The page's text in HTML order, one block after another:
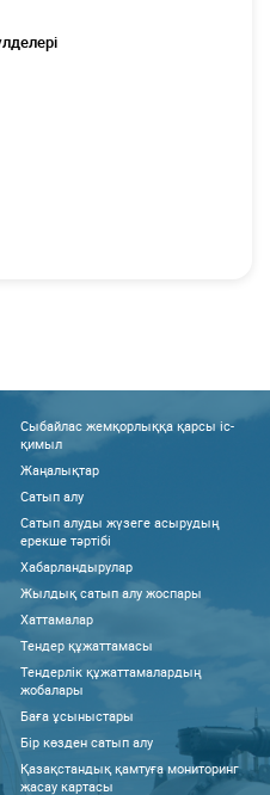
Сыбайлас жемқорлыққа қарсы іс-
қимыл
Жаңалықтар
Сатып алу
Сатып алуды жүзеге асырудың
ерекше тәртібі
Хабарландырулар
Жылдық сатып алу жоспары
Хаттамалар
Тендер құжаттамасы
Тендерлік құжаттамалардың
жобалары
Баға ұсыныстары
Бір көзден сатып алу
Қазақстандық қамтуға мониторинг
жасау картасы